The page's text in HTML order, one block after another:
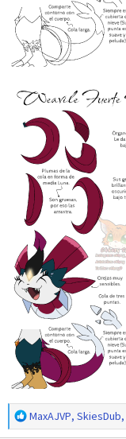
R
e
MaxAJVP, SkiesDub,